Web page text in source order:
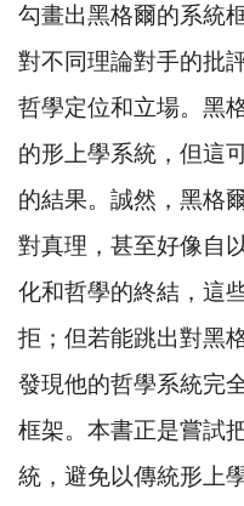
勾畫出黑格爾的系統
對不同理論對手的批
哲學定位和立場。黑
的形上學系統，但這
的結果。誠然，黑格
對真理，甚至好像自
化和哲學的終結，這
拒；但若能跳出對黑
發現他的哲學系統完
框架。本書正是嘗試
統，避免以傳統形上